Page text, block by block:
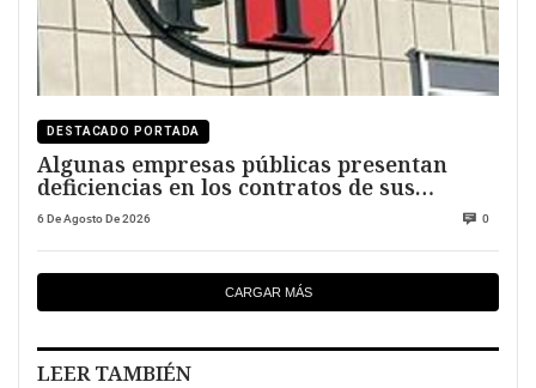
DESTACADO PORTADA
Algunas empresas públicas presentan
deficiencias en los contratos de sus
directivos
6 De Agosto De 2026 0
CARGAR MÁS
LEER TAMBIÉN